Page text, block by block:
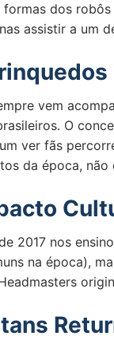
formas dos
assistir a um
vem
O
ver fãs
da época,
2017 nos
na época),